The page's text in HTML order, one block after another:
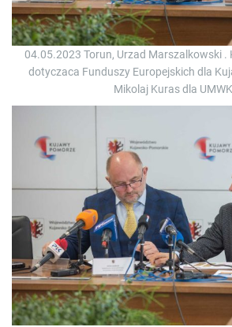
04.05.2023 Torun, Urzad Marszalkowski
dotyczaca Funduszy Europejskich dla
Mikolaj Kuras dla